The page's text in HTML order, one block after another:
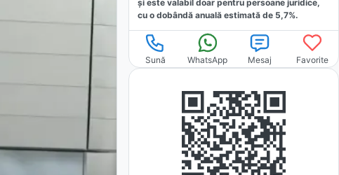
și este valabil doar pentru persoane juridice,
cu o dobândă anuală estimată de 5,7%.
Sună WhatsApp Mesaj Favorite